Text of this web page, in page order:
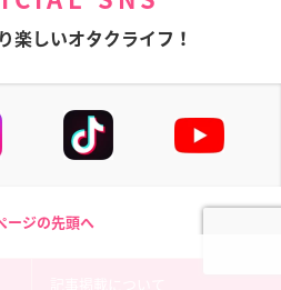
楽しいオタクライフ！
ージの先頭へ